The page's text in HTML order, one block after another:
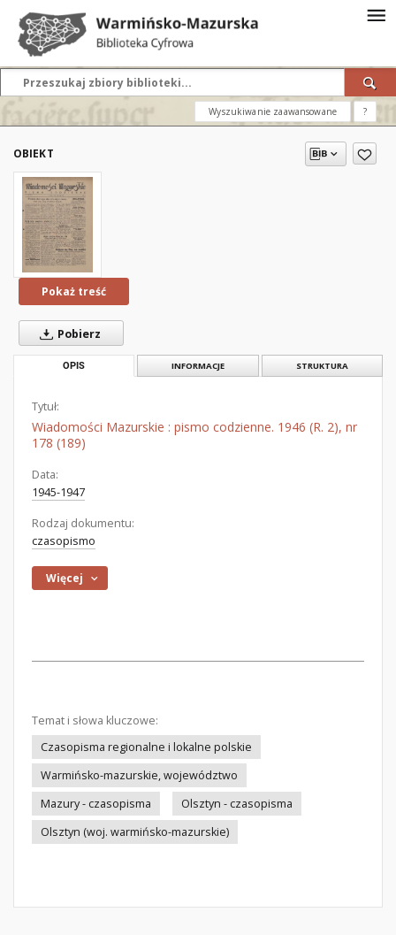
Wyszukiwanie zaawansowane ?
OBIEKT
Pokaż treść
Pobierz
OPIS INFORMACJE STRUKTURA
Tytuł:
Wiadomości Mazurskie : pismo codzienne. 1946 (R. 2), nr
178 (189)
Data:
1945-1947
Rodzaj dokumentu:
czasopismo
Więcej
Temat i słowa kluczowe:
Czasopisma regionalne i lokalne polskie
Warmińsko-mazurskie, województwo
Mazury - czasopisma
Olsztyn - czasopisma
Olsztyn (woj. warmińsko-mazurskie)